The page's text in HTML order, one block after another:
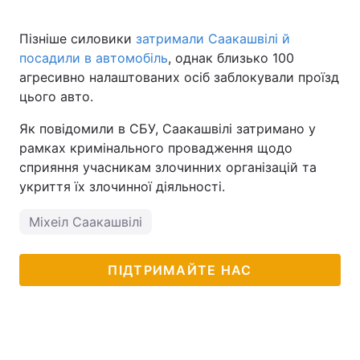
Пізніше силовики затримали Саакашвілі й
посадили в автомобіль, однак близько 100
агресивно налаштованих осіб заблокували проїзд
цього авто.
Як повідомили в СБУ, Саакашвілі затримано у
рамках кримінального провадження щодо
сприяння учасникам злочинних організацій та
укриття їх злочинної діяльності.
Міхеіл Саакашвілі
ПІДТРИМАЙТЕ НАС